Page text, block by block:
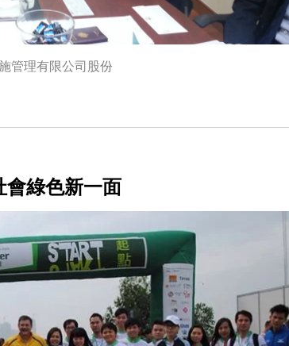
管理有限公司股份
綠色新一面